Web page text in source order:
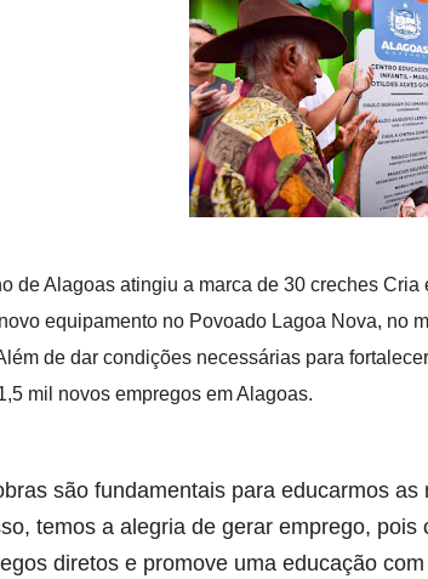
de Alagoas atingiu a marca de 30 creches
equipamento no Povoado Lagoa Nova, no
de dar condições necessárias para
mil novos empregos em Alagoas.
são fundamentais para educarmos
temos a alegria de gerar emprego,
diretos e promove uma educação